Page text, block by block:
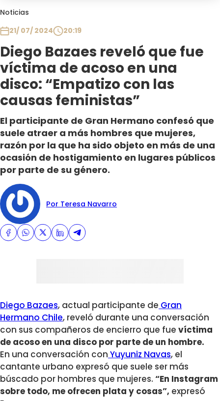
Noticias
21/ 07/ 2024
20:19
Diego Bazaes reveló que fue
víctima de acoso en una
disco: “Empatizo con las
causas feministas”
El participante de Gran Hermano confesó que
suele atraer a más hombres que mujeres,
razón por la que ha sido objeto en más de una
ocasión de hostigamiento en lugares públicos
por parte de su género.
Por Teresa Navarro
Diego Bazaes, actual participante de Gran
Hermano Chile, reveló durante una conversación
con sus compañeros de encierro que fue víctima
de acoso en una disco por parte de un hombre.
En una conversación con Yuyuniz Navas, el
cantante urbano expresó que suele ser más
búscado por hombres que mujeres. “En Instagram
sobre todo, me ofrecen plata y cosas”, expresó
Plan Perfecto
El Tiempo
Sabingo
Todos Los Programas